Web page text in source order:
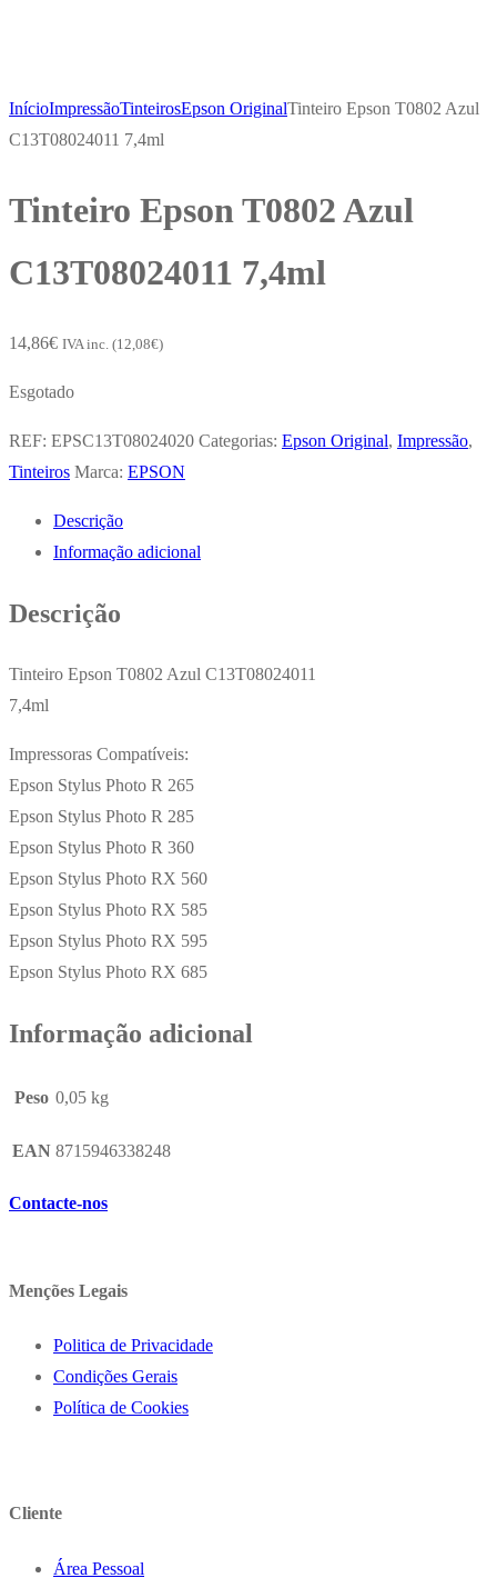
InícioImpressãoTinteirosEpson OriginalTinteiro Epson T0802 Azul
C13T08024011 7,4ml
Tinteiro Epson T0802 Azul
C13T08024011 7,4ml
14,86€ IVA inc. (12,08€)
Esgotado
REF: EPSC13T08024020 Categorias: Epson Original, Impressão,
Tinteiros Marca: EPSON
Descrição
Informação adicional
Descrição
Tinteiro Epson T0802 Azul C13T08024011
7,4ml
Impressoras Compatíveis:
Epson Stylus Photo R 265
Epson Stylus Photo R 285
Epson Stylus Photo R 360
Epson Stylus Photo RX 560
Epson Stylus Photo RX 585
Epson Stylus Photo RX 595
Epson Stylus Photo RX 685
Informação adicional
Peso 0,05 kg
EAN 8715946338248
Contacte-nos
Menções Legais
Politica de Privacidade
Condições Gerais
Política de Cookies
Cliente
Área Pessoal